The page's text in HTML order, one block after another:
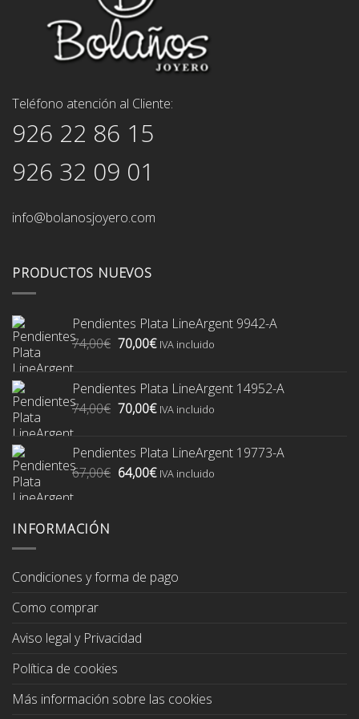
Teléfono atención al Cliente:
926 22 86 15
926 32 09 01
info@bolanosjoyero.com
PRODUCTOS NUEVOS
Pendientes Plata LineArgent 9942-A
74,00€ El
era:
74,00€.
70,00€El
es:
70,00€.
IVA incluido
Pendientes Plata LineArgent 14952-A
74,00€ El
era:
74,00€.
70,00€El
es:
70,00€.
IVA incluido
Pendientes Plata LineArgent 19773-A
67,00€ El
64,00€ElIVA incluido
INFORMACIÓN
Condiciones y forma de pago
Como comprar
Aviso legal y Privacidad
Política de cookies
Más información sobre las cookies